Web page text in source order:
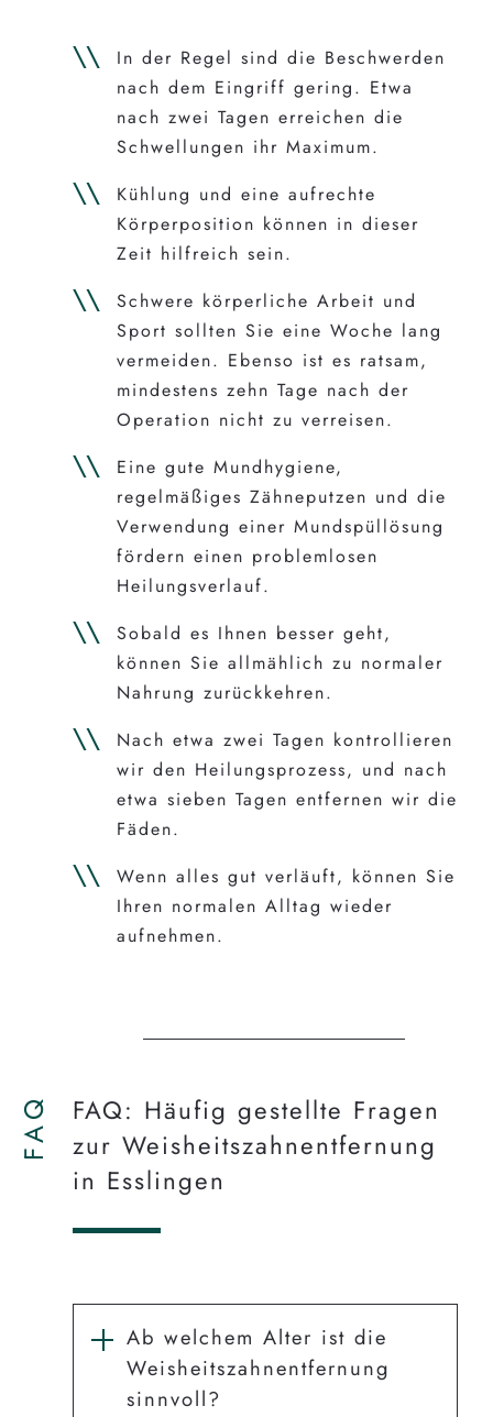
In der Regel sind die Beschwerden
nach dem Eingriff gering. Etwa
nach zwei Tagen erreichen die
Schwellungen ihr Maximum.
Kühlung und eine aufrechte
Körperposition können in dieser
Zeit hilfreich sein.
Schwere körperliche Arbeit und
Sport sollten Sie eine Woche lang
vermeiden. Ebenso ist es ratsam,
mindestens zehn Tage nach der
Operation nicht zu verreisen.
Eine gute Mundhygiene,
regelmäßiges Zähneputzen und die
Verwendung einer Mundspüllösung
fördern einen problemlosen
Heilungsverlauf.
Sobald es Ihnen besser geht,
können Sie allmählich zu normaler
Nahrung zurückkehren.
Nach etwa zwei Tagen kontrollieren
wir den Heilungsprozess, und nach
etwa sieben Tagen entfernen wir die
Fäden.
Wenn alles gut verläuft, können Sie
Ihren normalen Alltag wieder
aufnehmen.
FAQ
FAQ: Häufig gestellte Fragen
zur Weisheits­zahn­entfernung
in Esslingen
Ab welchem Alter ist die
Weisheits­zahn­entfernung
sinnvoll?